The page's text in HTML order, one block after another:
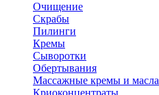
Очищение
Скрабы
Пилинги
Кремы
Сыворотки
Обертывания
Массажные кремы и масла
Криоконцентраты